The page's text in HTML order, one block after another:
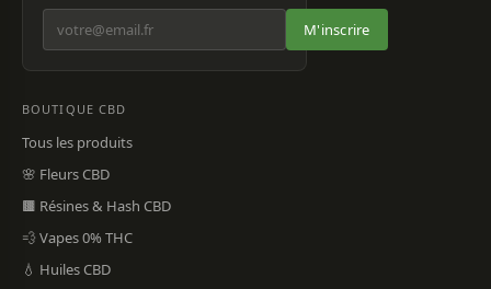
M'inscrire
BOUTIQUE CBD
Tous les produits
🌸 Fleurs CBD
🟫 Résines & Hash CBD
💨 Vapes 0% THC
💧 Huiles CBD